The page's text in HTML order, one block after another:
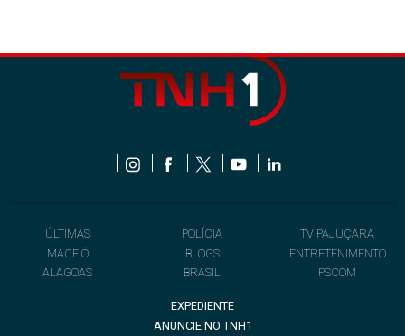
ÚLTIMAS
MACEIÓ
ALAGOAS
POLÍCIA
BLOGS
BRASIL
TV PAJUÇARA
ENTRETENIMENTO
PSCOM
EXPEDIENTE
ANUNCIE NO TNH1